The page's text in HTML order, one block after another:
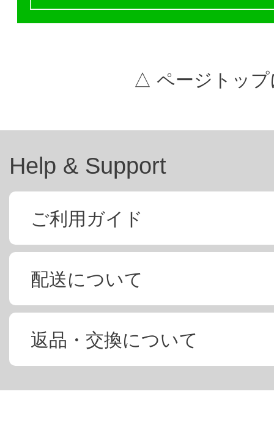
△ ページトップ
Help & Support
ご利用ガイド
配送について
返品・交換について